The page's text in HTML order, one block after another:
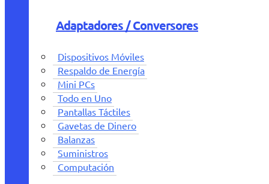
Adaptadores / Conversores
Dispositivos Móviles
Respaldo de Energía
Mini PCs
Todo en Uno
Pantallas Táctiles
Gavetas de Dinero
Balanzas
Suministros
Computación